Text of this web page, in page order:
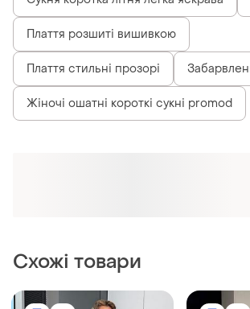
Плаття розшиті вишивкою
Плаття стильні прозорі
Жіночі ошатні короткі сукні promod
Схожі товари